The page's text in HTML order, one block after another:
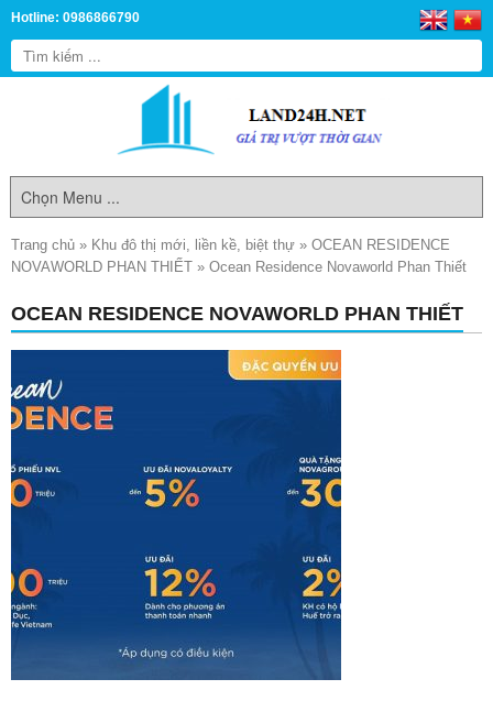
Hotline: 0986866790
Trang chủ » Khu đô thị mới, liền kề, biệt thự » OCEAN RESIDENCE
NOVAWORLD PHAN THIẾT » Ocean Residence Novaworld Phan Thiết
OCEAN RESIDENCE NOVAWORLD PHAN THIẾT